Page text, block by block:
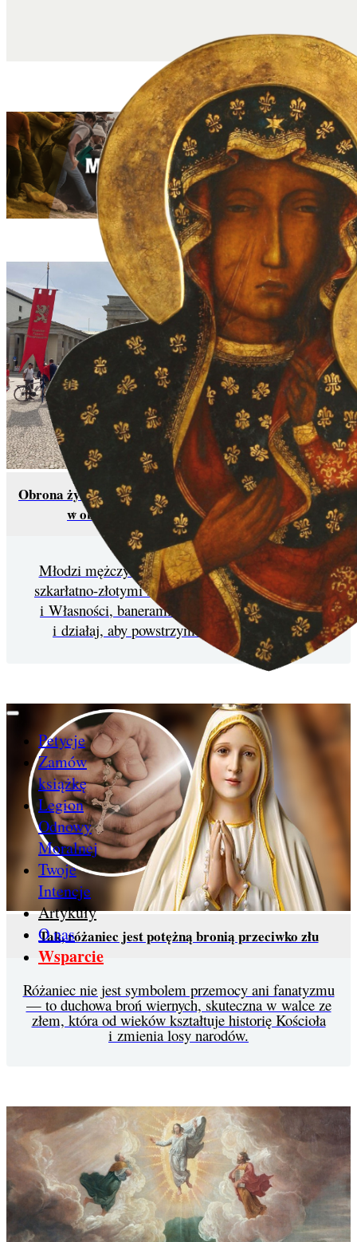
Petycje
Zamów
książkę
Legion
Odnowy
Moralnej
Twoje
Intencje
Artykuły
O nas
Wsparcie
Obrona życia na ulicach Europy – katolickie karawany
w obronie cywilizacji chrześcijańskiej
Młodzi mężczyźni stają na placach z różańcem,
szkarłatno-złotymi sztandarami Tradycji, Rodziny
i Własności, banerami z wezwaniem „Módl się
i działaj, aby powstrzymać grzech aborcji”.
Tak, różaniec jest potężną bronią przeciwko złu
Różaniec nie jest symbolem przemocy ani fanatyzmu
— to duchowa broń wiernych, skuteczna w walce ze
złem, która od wieków kształtuje historię Kościoła
i zmienia losy narodów.